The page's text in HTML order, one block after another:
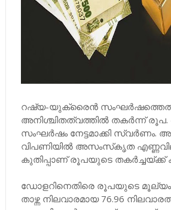
റഷ്യ-യുക്രൈന്‍
അനിശ്ചിതത്വത്തില്‍ തകര്‍ന്ന് രൂപ.
സംഘര്‍ഷം നേട്ടമാക്കി സ്വര്‍ണം.
വിപണിയില്‍ അസംസ്‌കൃത
കുതിപ്പാണ് രൂപയുടെ തകര്‍ച്ചയ്ക്ക്
ഡോളറിനെതിരെ രൂപയുടെ
താഴ്ന്ന നിലവാരമായ 76.96